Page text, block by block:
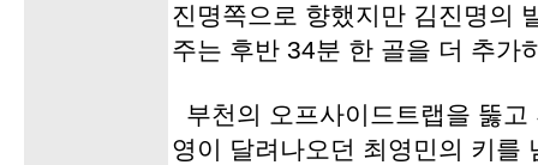
진명쪽으로 향했지만 김진명의
주는 후반 34분 한 골을 더 추가
부천의 오프사이드트랩을 뚫
영이 달려나오던 최영민의 키를